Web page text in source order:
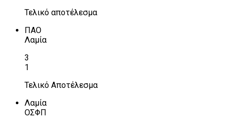
Τελικό αποτέλεσμα
ΠΑΟ
Λαμία
3
1
Τελικό Αποτέλεσμα
Λαμία
ΟΣΦΠ